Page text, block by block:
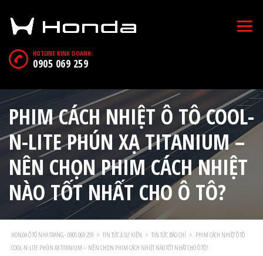
HOTLINE KINH DOANH:
0905 069 259
PHIM CÁCH NHIỆT Ô TÔ COOL-
N-LITE PHÚN XẠ TITANIUM –
NÊN CHỌN PHIM CÁCH NHIỆT
NÀO TỐT NHẤT CHO Ô TÔ?
HONDA Ô TÔ NHA TRANG - 0905 069 259 > TIN TỨC & SỰ KIỆN > TIN TỨC BÁO CHÍ > PHIM CÁCH NHIỆT Ô TÔ
COOL-N-LITE PHÚN XẠ TITANIUM – NÊN CHỌN PHIM CÁCH NHIỆT NÀO TỐT NHẤT CHO Ô TÔ?